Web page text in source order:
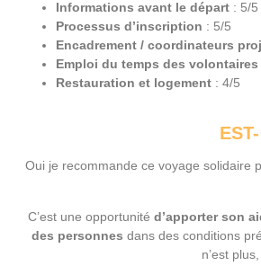
Informations avant le départ : 5/5
Processus d’inscription : 5/5
Encadrement / coordinateurs
Emploi du temps des volontaires
Restauration et logement : 4/5
Oui je recommande ce voyage solidaire
C’est une opportunité d’apporter son
des personnes dans des conditions
n’est